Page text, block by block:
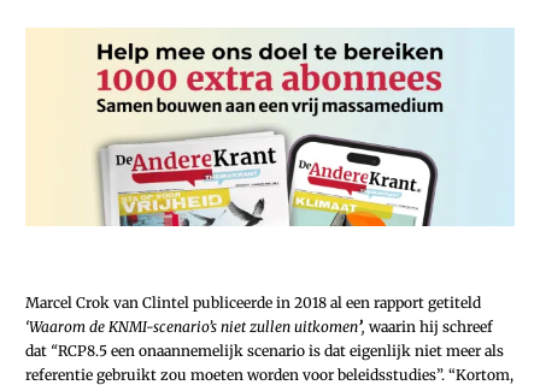
Marcel Crok van Clintel publiceerde in 2018 al een rapport getiteld
‘Waarom de KNMI-scenario’s niet zullen uitkomen’, waarin hij schreef
dat “RCP8.5 een onaannemelijk scenario is dat eigenlijk niet meer als
referentie gebruikt zou moeten worden voor beleidsstudies”. “Kortom,